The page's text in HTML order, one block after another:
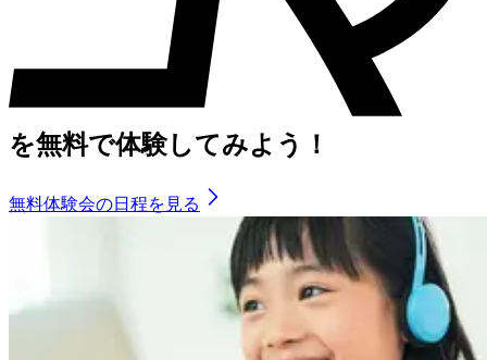
を無料で体験してみよう！
無料体験会の日程を見る